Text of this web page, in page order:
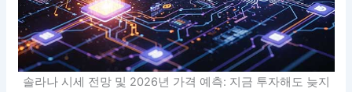
솔라나 시세 전망 및 2026년 가격 예측: 지금 투자해도 늦지